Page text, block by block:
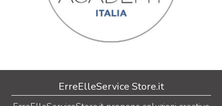
ErreElleService Store.it